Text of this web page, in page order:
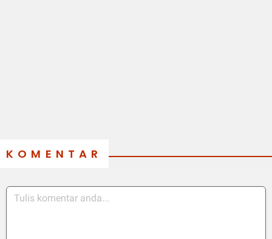
KOMENTAR